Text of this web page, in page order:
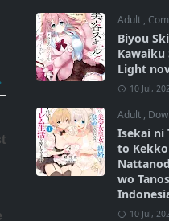
Adult ,
Biyou
Kawaiku
Light
10 Jul,
Adult ,
Isekai ni
to
wo
10 Jul,